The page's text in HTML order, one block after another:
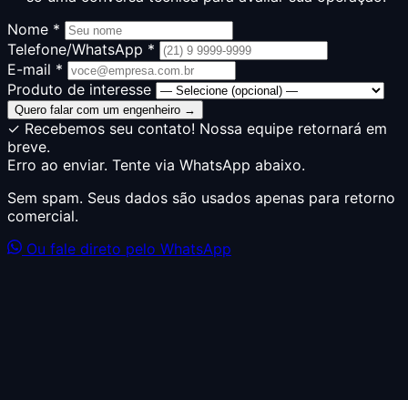
Nome *
Telefone/WhatsApp *
E-mail *
Produto de interesse
Quero falar com um engenheiro →
✓ Recebemos seu contato! Nossa equipe retornará em
breve.
Erro ao enviar. Tente via WhatsApp abaixo.
Sem spam. Seus dados são usados apenas para retorno
comercial.
Ou fale direto pelo WhatsApp